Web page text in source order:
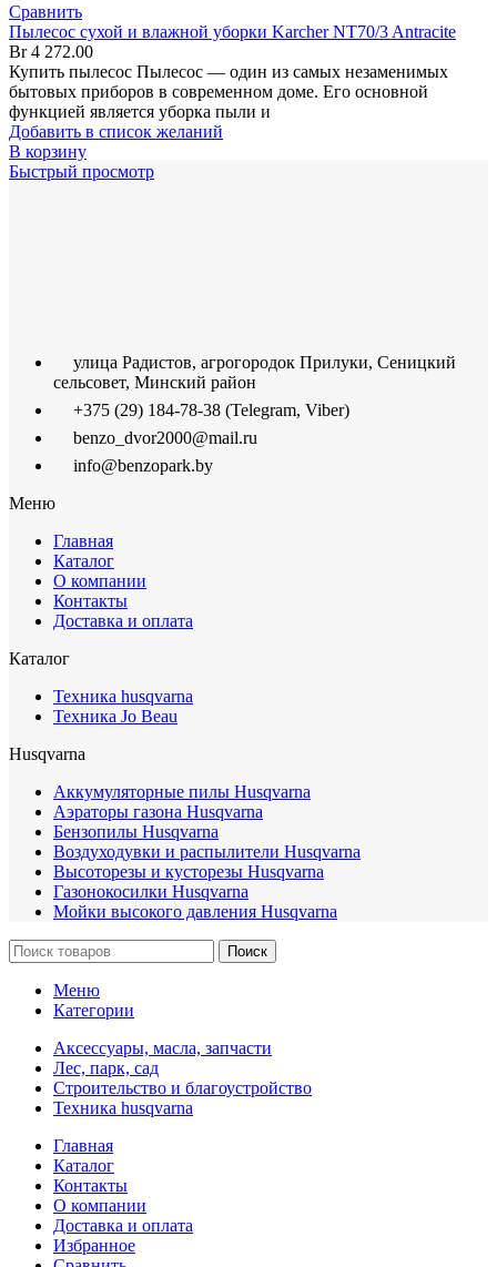
Сравнить
Пылесос сухой и влажной уборки Karcher NT70/3 Antracite
Br4 272.00
Купить пылесос Пылесос — один из самых незаменимых
бытовых приборов в современном доме. Его основной
функцией является уборка пыли и
Добавить в список желаний
В корзину
Быстрый просмотр
улица Радистов, агрогородок Прилуки, Сеницкий
сельсовет, Минский район
+375 (29) 184-78-38 (Telegram, Viber)
benzo_dvor2000@mail.ru
info@benzopark.by
Меню
Главная
Каталог
О компании
Контакты
Доставка и оплата
Каталог
Техника husqvarna
Техника Jo Beau
Husqvarna
Аккумуляторные пилы Husqvarna
Аэраторы газона Husqvarna
Бензопилы Husqvarna
Воздуходувки и распылители Husqvarna
Высоторезы и кусторезы Husqvarna
Газонокосилки Husqvarna
Мойки высокого давления Husqvarna
Поиск
Меню
Категории
Аксессуары, масла, запчасти
Лес, парк, сад
Строительство и благоустройство
Техника husqvarna
Главная
Каталог
Контакты
О компании
Доставка и оплата
Избранное